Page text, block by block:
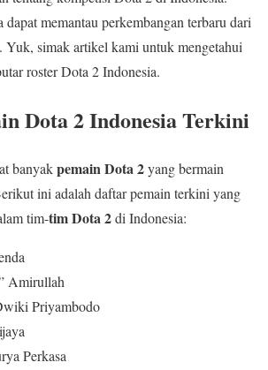
memantau perkembangan terbaru dari
simak artikel kami untuk mengetahui
roster Dota 2 Indonesia.
Dota 2 Indonesia Terkini
banyakpemain Dota 2yang bermain
ini adalah daftar pemain terkini yang
tim-tim Dota 2di Indonesia:
Amirullah
Priyambodo
Perkasa